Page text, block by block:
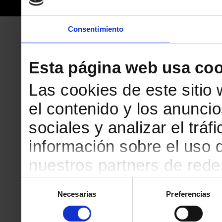
Consentimiento
Esta página web usa
Las cookies de este sitio
el contenido y los
sociales y analizar el
información sobre el uso
nuestros partners de
que les haya
consentimiento
Necesarias Preferencias